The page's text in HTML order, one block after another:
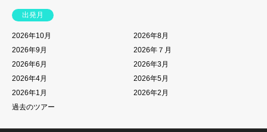
出発月
2026年10月
2026年8月
2026年9月
2026年７月
2026年6月
2026年3月
2026年4月
2026年5月
2026年1月
2026年2月
過去のツアー